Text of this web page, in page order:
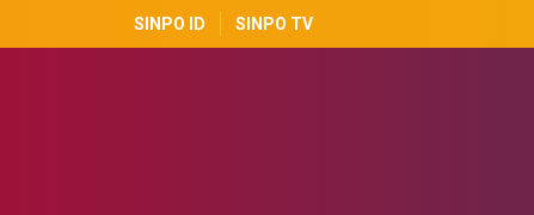
SINPO ID SINPO TV